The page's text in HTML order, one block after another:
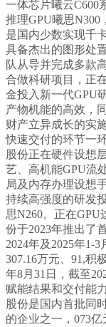
一体芯片曦云C600
推理GPU曦思N300
是国内少数实现千
具备杰出的图形处
队从导并完成多款
合做科研项目，正
金投入新一代GPU
产物机能的高效，
财产立异成长的实
快速交付的环节一
股份正在硬件设想
艺、高机能GPU流
局及内存办理设想
持续高强度的研发
思N260。正在
份于2023年推出了
2024年及2025年1-
307.16万元、91,积
年8月31日，截至
赋能结果和交付能
股份是国内首批同
的企业之一，073